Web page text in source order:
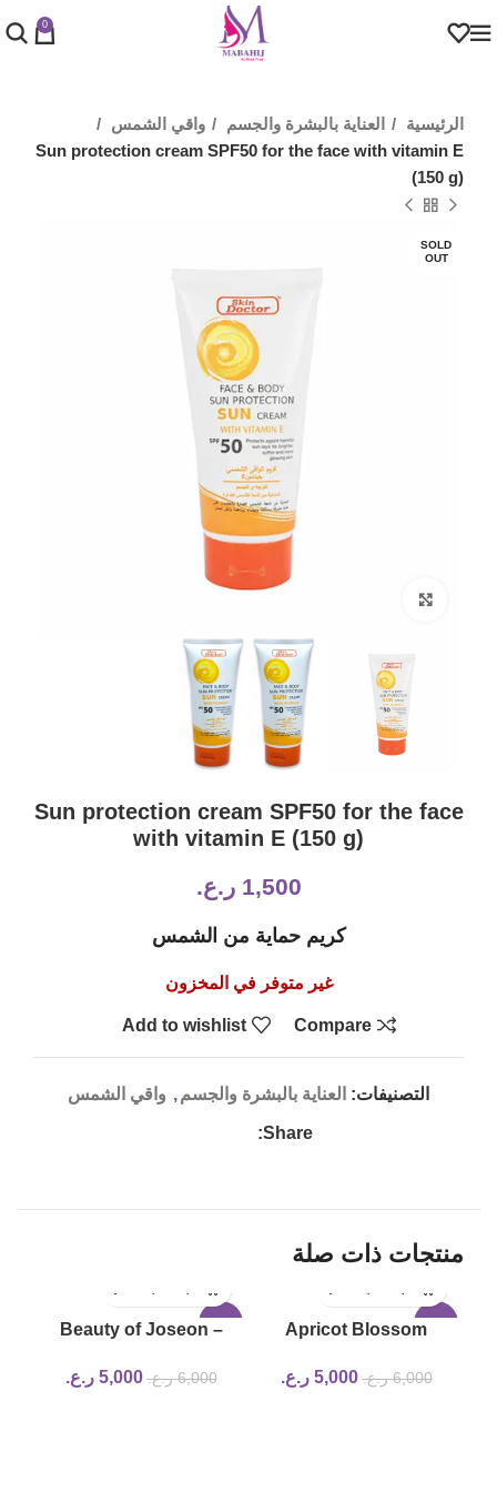
0
الرئيسية العناية بالبشرة والجسم
واقي الشمس
Sun protection cream SPF50 for the face with vitamin E
(150 g)
SOLD
OUT
Sun protection cream SPF50 for the face
with vitamin E (150 g)
1,500 ر.ع.
كريم حماية من الشمس
غير متوفر في المخزون
Compare
Add to wishlist
التصنيفات: العناية بالبشرة والجسم, واقي الشمس
Share:
منتجات ذات صلة
-17%
Apricot Blossom
joseon 6,000 ر.ع. 5,000 ر.ع.
Beauty of Joseon –
tea + Panthenol
6,000 ر.ع. 5,000 ر.ع.